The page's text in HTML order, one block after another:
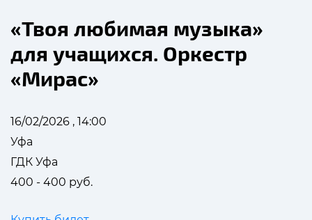
«Твоя любимая музыка»
для учащихся. Оркестр
«Мирас»
16/02/2026 , 14:00
Уфа
ГДК Уфа
400 - 400 руб.